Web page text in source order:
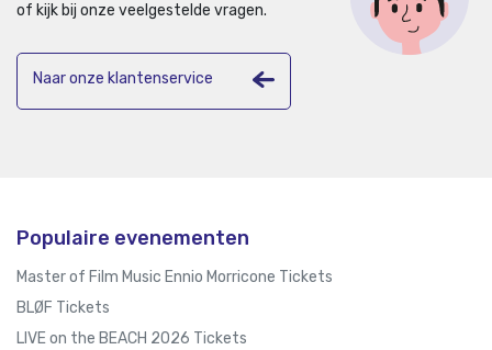
of kijk bij onze veelgestelde vragen.
Naar onze klantenservice
Populaire evenementen
Master of Film Music Ennio Morricone Tickets
BLØF Tickets
LIVE on the BEACH 2026 Tickets